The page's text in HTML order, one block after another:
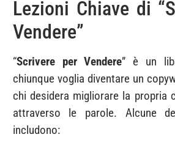
Lezioni Chiave di
Vendere”
“Scrivere per Vendere” è un
chiunque voglia diventare un
chi desidera migliorare la propria
attraverso le parole. Alcune
includono: